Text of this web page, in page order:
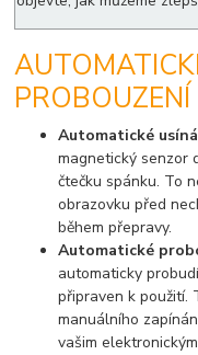
PROBOUZENÍ
Automatické
magnetický senzor
čtečku spánku. To
obrazovku před
během přepravy.
Automatické
automaticky
připraven k použití.
manuálního
vašim